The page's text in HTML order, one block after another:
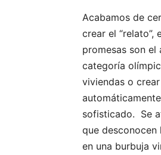
Acabamos de
crear el
promesas son
categoría
viviendas o
sofisticado. Se
que
en una burbuja